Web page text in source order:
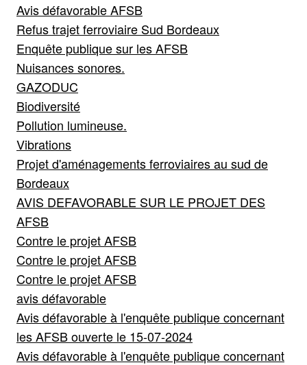
Avis défavorable AFSB
Refus trajet ferroviaire Sud Bordeaux
Enquête publique sur les AFSB
Nuisances sonores.
GAZODUC
Biodiversité
Pollution lumineuse.
Vibrations
Projet d'aménagements ferroviaires au sud de
Bordeaux
AVIS DEFAVORABLE SUR LE PROJET DES
AFSB
Contre le projet AFSB
Contre le projet AFSB
Contre le projet AFSB
avis défavorable
Avis défavorable à l'enquête publique concernant
les AFSB ouverte le 15-07-2024
Avis défavorable à l'enquête publique concernant